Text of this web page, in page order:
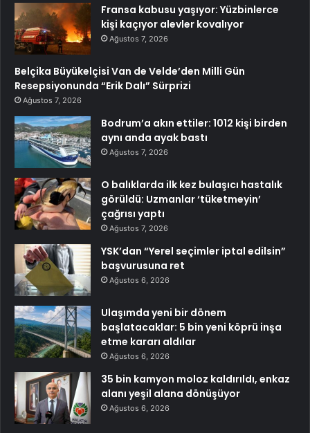
Fransa kabusu yaşıyor: Yüzbinlerce
kişi kaçıyor alevler kovalıyor
Ağustos 7, 2026
Belçika Büyükelçisi Van de Velde’den Milli Gün
Resepsiyonunda “Erik Dalı” Sürprizi
Ağustos 7, 2026
Bodrum’a akın ettiler: 1012 kişi birden
aynı anda ayak bastı
Ağustos 7, 2026
O balıklarda ilk kez bulaşıcı hastalık
görüldü: Uzmanlar ‘tüketmeyin’
çağrısı yaptı
Ağustos 7, 2026
YSK’dan “Yerel seçimler iptal edilsin”
başvurusuna ret
Ağustos 6, 2026
Ulaşımda yeni bir dönem
başlatacaklar: 5 bin yeni köprü inşa
etme kararı aldılar
Ağustos 6, 2026
35 bin kamyon moloz kaldırıldı, enkaz
alanı yeşil alana dönüşüyor
Ağustos 6, 2026